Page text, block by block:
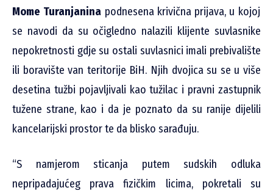
Mome Turanjanina podnesena krivična prijava, u kojoj
se navodi da su očigledno nalazili klijente suvlasnike
nepokretnosti gdje su ostali suvlasnici imali prebivalište
ili boravište van teritorije BiH. Njih dvojica su se u više
desetina tužbi pojavljivali kao tužilac i pravni zastupnik
tužene strane, kao i da je poznato da su ranije dijelili
kancelarijski prostor te da blisko sarađuju.
“S namjerom sticanja putem sudskih odluka
nepripadajućeg prava fizičkim licima, pokretali su